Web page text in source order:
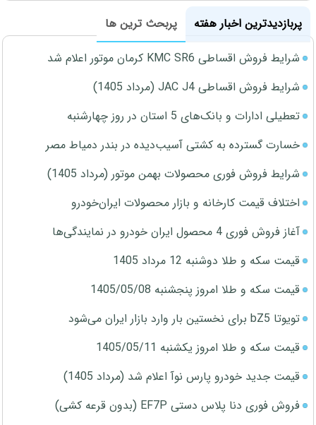
پربازدیدترین اخبار هفته
پربحث ترین ها
شرایط فروش اقساطی KMC SR6 کرمان موتور اعلام شد
شرایط فروش اقساطی JAC J4 (مرداد 1405)
تعطیلی ادارات و بانک‌های 5 استان در روز چهارشنبه
خسارت گسترده به کشتی آسیب‌دیده در بندر دمیاط مصر
شرایط فروش فوری محصولات بهمن موتور (مرداد 1405)
اختلاف قیمت کارخانه و بازار محصولات ایران‌خودرو
آغاز فروش فوری 4 محصول ایران خودرو در نمایندگی‌ها
قیمت سکه و طلا دوشنبه 12 مرداد 1405
قیمت سکه و طلا امروز پنجشنبه 1405/05/08
تویوتا bZ5 برای نخستین بار وارد بازار ایران می‌شود
قیمت سکه و طلا امروز یکشنبه 1405/05/11
قیمت جدید خودرو پارس نوآ اعلام شد (مرداد 1405)
فروش فوری دنا پلاس دستی EF7P (بدون قرعه کشی)